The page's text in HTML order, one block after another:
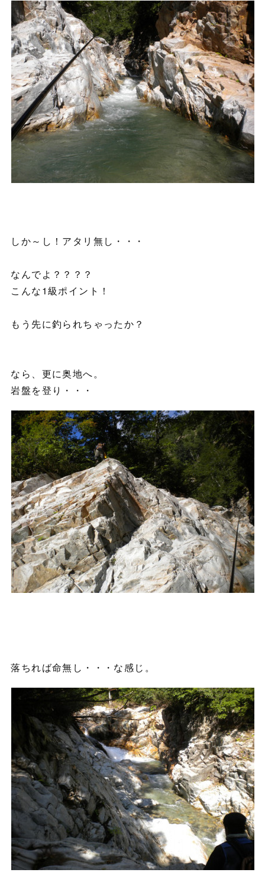
しか～し！アタリ無し・・・
なんでよ？？？？
こんな1級ポイント！
もう先に釣られちゃったか？
なら、更に奥地へ。
岩盤を登り・・・
落ちれば命無し・・・な感じ。